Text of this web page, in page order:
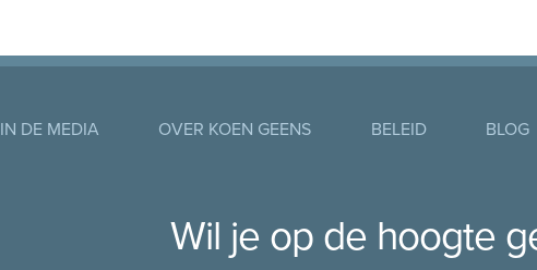
IN DE MEDIA OVER KOEN GEENS BELEID BLOG
Wil je op de hoogte